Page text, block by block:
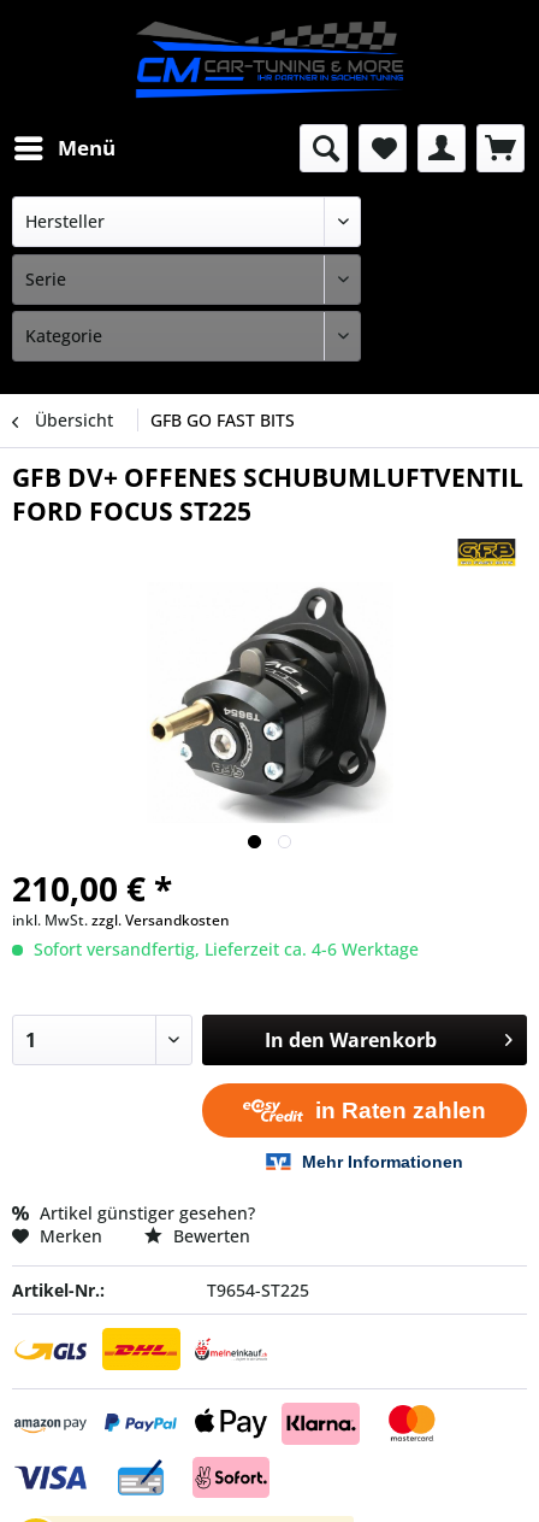
Menü
Übersicht GFB GO FAST BITS
GFB DV+ OFFENES SCHUBUMLUFTVENTIL
FORD FOCUS ST225
210,00 € *
inkl. MwSt.zzgl. Versandkosten
Sofort versandfertig, Lieferzeit ca. 4-6 Werktage
In den Warenkorb
Artikel günstiger gesehen?
Merken
Bewerten
Artikel-Nr.: T9654-ST225